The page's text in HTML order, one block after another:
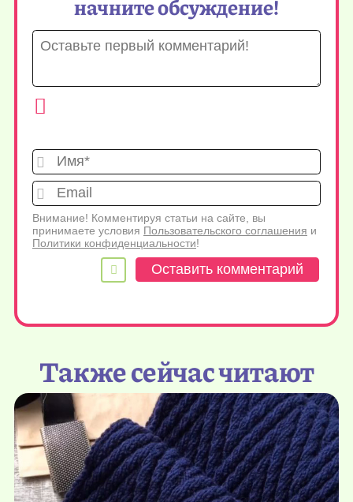
начните обсуждение!
Имя*
Внимание! Комментируя статьи на сайте, вы
принимаете условия Пользовательского соглашения и
Политики конфиденциальности!
Также сейчас читают